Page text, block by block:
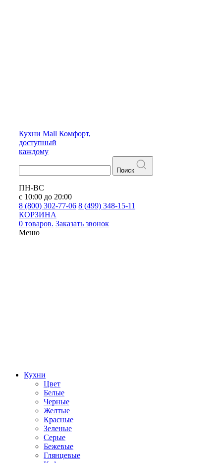
Кухни Mall Комфорт,
доступный
каждому
Поиск
ПН-ВС
с 10:00 до 20:00
8 (800) 302-77-06 8 (499) 348-15-11
КОРЗИНА
0 товаров. Заказать звонок
Меню
Кухни
Цвет
Белые
Черные
Желтые
Красные
Зеленые
Серые
Бежевые
Глянцевые